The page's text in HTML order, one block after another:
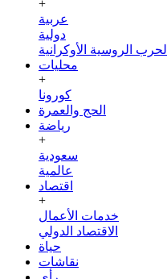
+
عربية
دولية
الحرب الروسية الأوكرانية
محليات
+
كورونا
الحج والعمرة
رياضة
+
سعودية
عالمية
اقتصاد
+
خدمات الأعمال
الاقتصاد الدولي
حياة
نقاشات